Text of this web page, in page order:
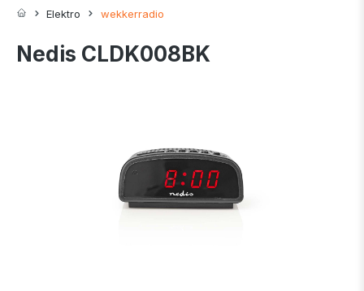
Elektro wekkerradio
Nedis CLDK008BK